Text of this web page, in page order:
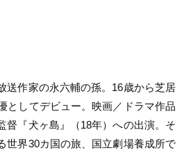
送作家の永六輔の孫。16歳から芝居
としてデビュー。映画／ドラマ作品
督『犬ヶ島』（18年）への出演。そ
世界30カ国の旅、国立劇場養成所で